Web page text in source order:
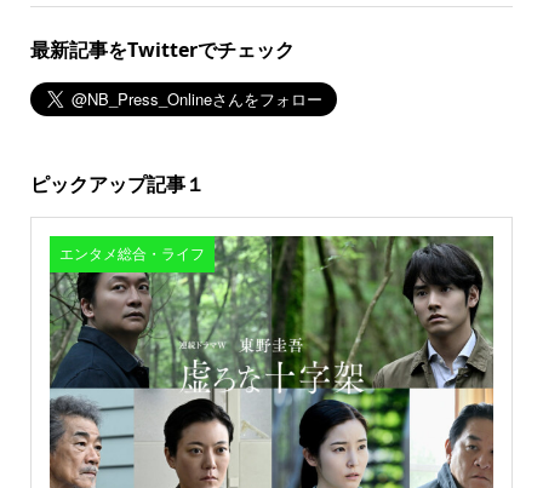
最新記事をTwitterでチェック
ピックアップ記事１
エンタメ総合・ライフ